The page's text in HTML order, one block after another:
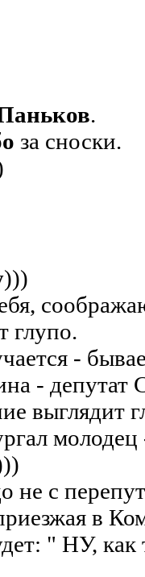
.
за сноски.
)))
глупо.
-
- депутат
выглядит
не с
в
" НУ,